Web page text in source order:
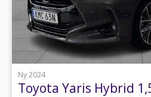
1
Ny 2024
Toyota Yaris Hybrid